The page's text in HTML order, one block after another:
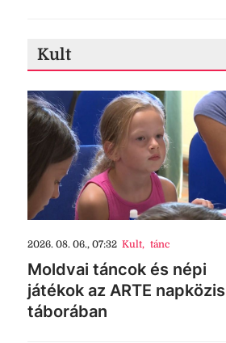
Kult
2026. 08. 06., 07:32 Kult, tánc
Moldvai táncok és népi
játékok az ARTE napközis
táborában